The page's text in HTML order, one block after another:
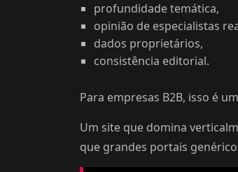
profundidade temática,
opinião de especialistas
dados proprietários,
consistência editorial.
Para empresas B2B, isso é
Um site que domina
que grandes portais